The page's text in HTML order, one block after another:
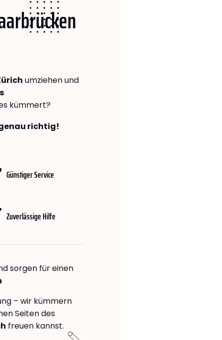
umziehen und
kümmert?
richtig!
Günstiger Service
Zuverlässige Hilfe
sorgen für einen
– wir kümmern
Seiten des
freuen kannst.